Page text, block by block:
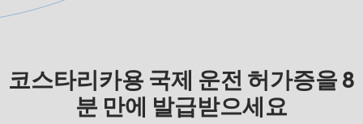
코스타리카용 국제 운전 허가증을 8
분 만에 발급받으세요